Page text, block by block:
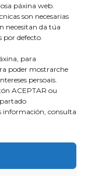
páxina web.
son necesarias
necesitan da túa
por defecto.
para
poder mostrarche
persoais.
ACEPTAR ou
información, consulta